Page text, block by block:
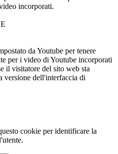
incorporati.
da Youtube per tenere
per i video di Youtube incorporati
il visitatore del sito web sta
versione dell'interfaccia di
cookie per identificare la